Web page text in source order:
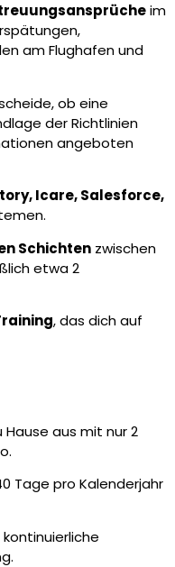
im
am Flughafen und
ob eine
der Richtlinien
angeboten
Icare, Salesforce,
Schichten zwischen
etwa 2
, das dich auf
Hause aus mit nur 2
Tage pro Kalenderjahr